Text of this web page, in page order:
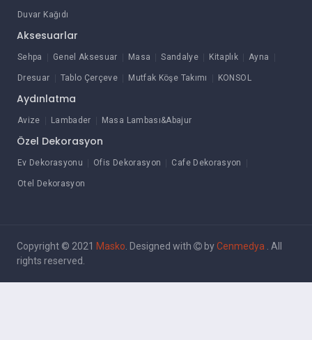
Duvar Kağıdı
Aksesuarlar
Sehpa Genel Aksesuar Masa Sandalye Kitaplık Ayna
Dresuar Tablo Çerçeve Mutfak Köşe Takımı KONSOL
Aydınlatma
Avize Lambader Masa Lambası&Abajur
Özel Dekorasyon
Ev Dekorasyonu Ofis Dekorasyon Cafe Dekorasyon
Otel Dekorasyon
Copyright © 2021 Masko. Designed with byCenmedya . All
rights reserved.